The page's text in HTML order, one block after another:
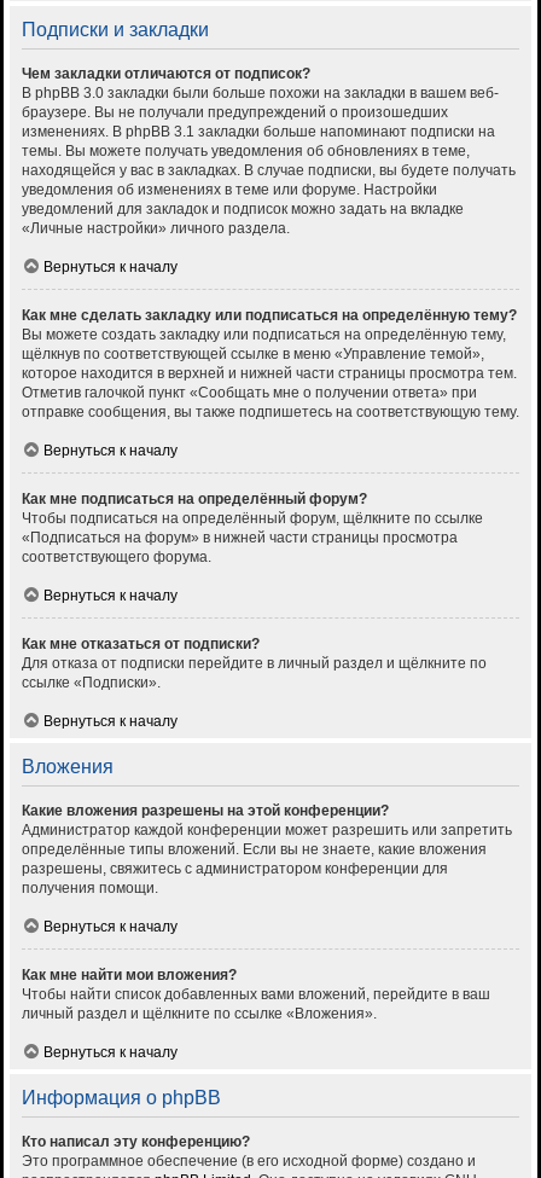
Подписки и закладки
Чем закладки отличаются от подписок?
В phpBB 3.0 закладки были больше похожи на закладки в вашем веб-
браузере. Вы не получали предупреждений о произошедших
изменениях. В phpBB 3.1 закладки больше напоминают подписки на
темы. Вы можете получать уведомления об обновлениях в теме,
находящейся у вас в закладках. В случае подписки, вы будете получать
уведомления об изменениях в теме или форуме. Настройки
уведомлений для закладок и подписок можно задать на вкладке
«Личные настройки» личного раздела.
Вернуться к началу
Как мне сделать закладку или подписаться на определённую тему?
Вы можете создать закладку или подписаться на определённую тему,
щёлкнув по соответствующей ссылке в меню «Управление темой»,
которое находится в верхней и нижней части страницы просмотра тем.
Отметив галочкой пункт «Сообщать мне о получении ответа» при
отправке сообщения, вы также подпишетесь на соответствующую тему.
Вернуться к началу
Как мне подписаться на определённый форум?
Чтобы подписаться на определённый форум, щёлкните по ссылке
«Подписаться на форум» в нижней части страницы просмотра
соответствующего форума.
Вернуться к началу
Как мне отказаться от подписки?
Для отказа от подписки перейдите в личный раздел и щёлкните по
ссылке «Подписки».
Вернуться к началу
Вложения
Какие вложения разрешены на этой конференции?
Администратор каждой конференции может разрешить или запретить
определённые типы вложений. Если вы не знаете, какие вложения
разрешены, свяжитесь с администратором конференции для
получения помощи.
Вернуться к началу
Как мне найти мои вложения?
Чтобы найти список добавленных вами вложений, перейдите в ваш
личный раздел и щёлкните по ссылке «Вложения».
Вернуться к началу
Информация о phpBB
Кто написал эту конференцию?
Это программное обеспечение (в его исходной форме) создано и